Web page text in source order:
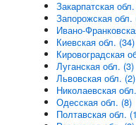
Закарпатская
Запорожская обл.
Ивано-
Киевская обл. (34)
Кировоградская
Луганская обл. (3)
Львовская обл. (2)
Николаевская
Одесская обл. (8)
Полтавская обл.